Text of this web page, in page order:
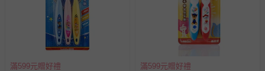
保存期限：3年
請搭配正確刷牙習慣
退換貨須知
滿599元贈好禮 滿599元贈好禮